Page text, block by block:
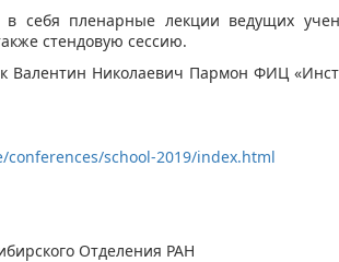
себя пленарные лекции ведущих
стендовую сессию.
Валентин Николаевич Пармон ФИЦ
school-2019/index.html​
Отделения РАН